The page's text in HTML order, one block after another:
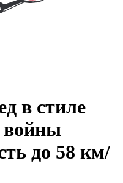
в стиле
войны
до 58 км/